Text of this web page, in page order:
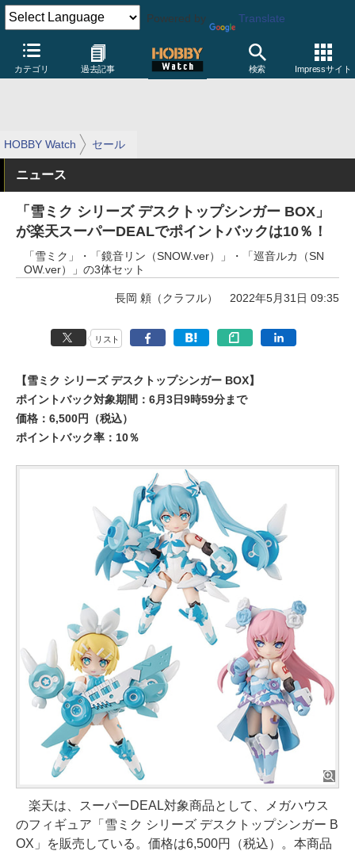
Powered by Translate
カテゴリ 過去記事 検索 Impressサイト
HOBBY Watch セール
ニュース
「雪ミク シリーズ デスクトップシンガー BOX」
が楽天スーパーDEALでポイントバックは10％！
「雪ミク」・「鏡音リン（SNOW.ver）」・「巡音ルカ（SN
OW.ver）」の3体セット
長岡 頼（クラフル） 2022年5月31日 09:35
リスト
【雪ミク シリーズ デスクトップシンガー BOX】
ポイントバック対象期間：6月3日9時59分まで
価格：6,500円（税込）
ポイントバック率：10％
楽天は、スーパーDEAL対象商品として、メガハウス
のフィギュア「雪ミク シリーズ デスクトップシンガー B
OX」を販売している。価格は6,500円（税込）。本商品